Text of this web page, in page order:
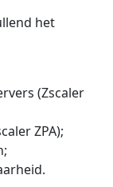
het
(Zscaler
ZPA);